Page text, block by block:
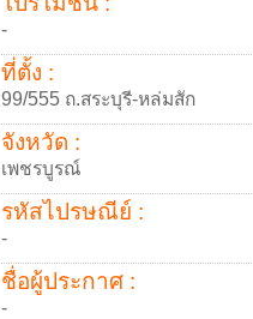
-
ที่ตั้ง :
99/555 ถ.สระบุรี-หล่มสัก
จังหวัด :
เพชรบูรณ์
รหัสไปรษณีย์ :
-
ชื่อผู้ประกาศ :
-